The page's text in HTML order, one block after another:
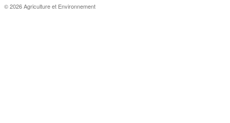
© 2026 Agriculture et Environnement